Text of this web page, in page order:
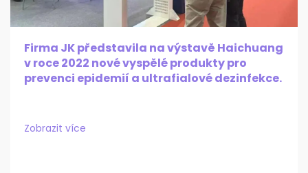
Firma JK představila na výstavě Haichuang
v roce 2022 nové vyspělé produkty pro
prevenci epidemií a ultrafialové dezinfekce.
Zobrazit více